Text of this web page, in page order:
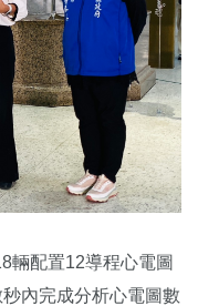
輛配置12導程心電圖
內完成分析心電圖數